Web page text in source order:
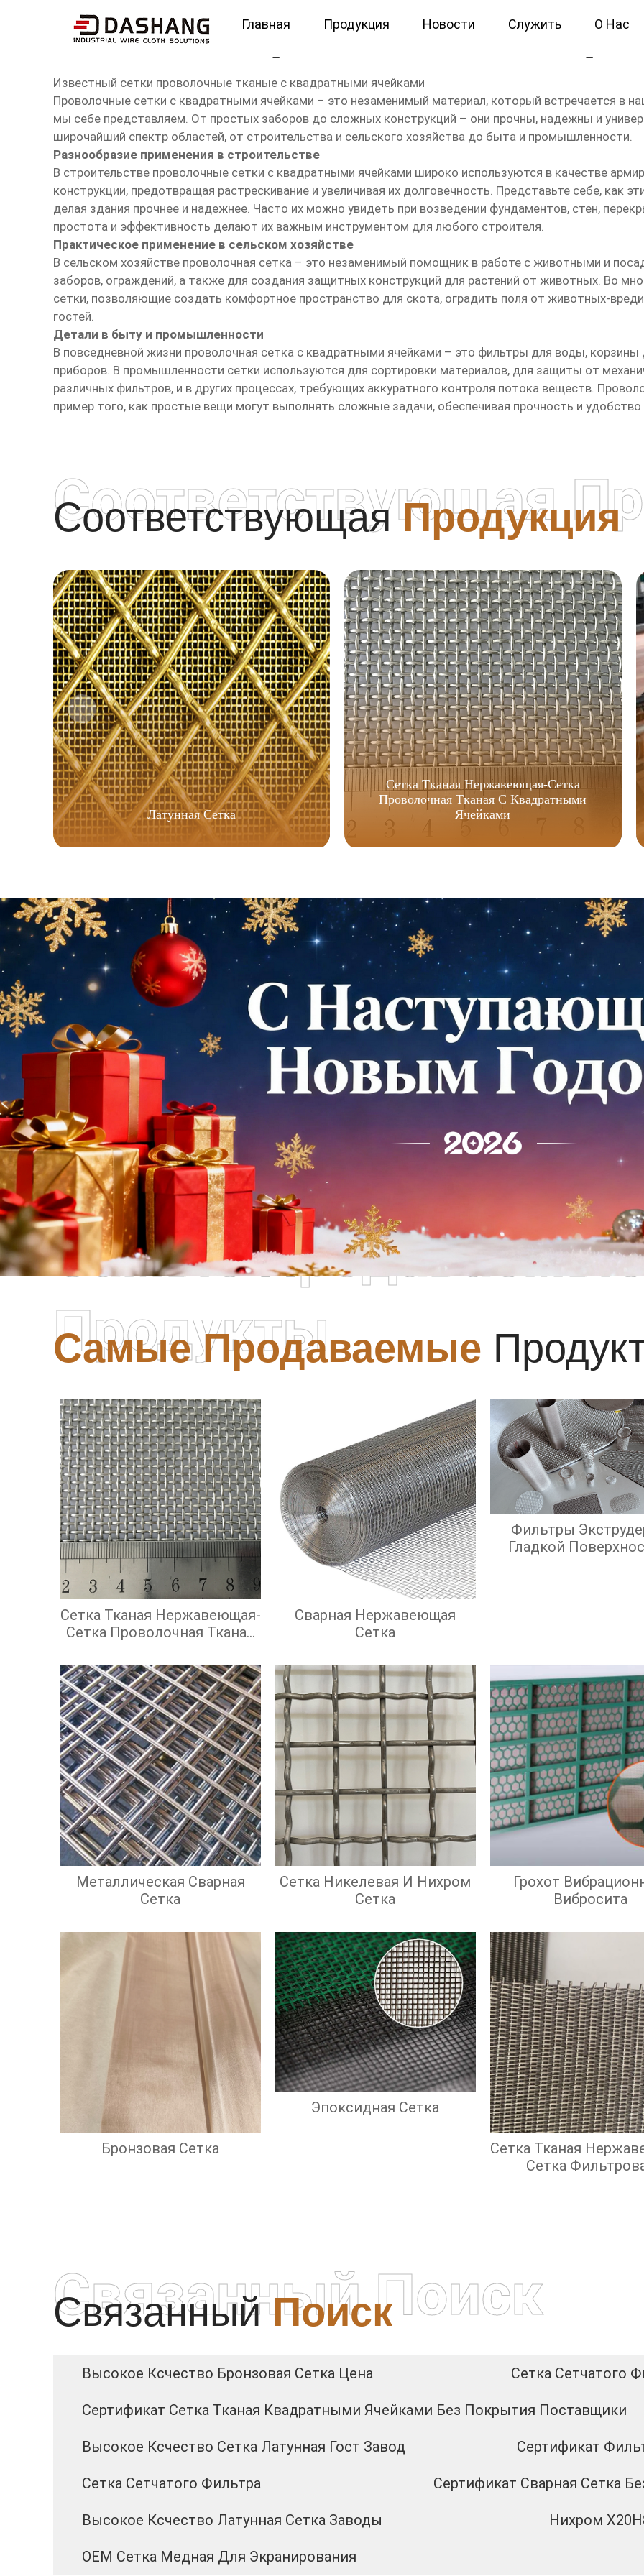
Главная Продукция Новости Служить О Нас
известный сетки проволочные тканые с
Известный сетки проволочные тканые с квадратными ячейками
Проволочные сетки с квадратными ячейками – это незаменимый материал, который встречается в
мы себе представляем. От простых заборов до сложных конструкций – они прочны, надежны и
широчайший спектр областей, от строительства и сельского хозяйства до быта и промышленности.
Разнообразие применения в строительстве
В строительстве проволочные сетки с квадратными ячейками широко используются в качестве
конструкции, предотвращая растрескивание и увеличивая их долговечность. Представьте себе, как
делая здания прочнее и надежнее. Часто их можно увидеть при возведении фундаментов, стен,
простота и эффективность делают их важным инструментом для любого строителя.
Практическое применение в сельском хозяйстве
В сельском хозяйстве проволочная сетка – это незаменимый помощник в работе с животными и
заборов, ограждений, а также для создания защитных конструкций для растений от животных. Во
сетки, позволяющие создать комфортное пространство для скота, оградить поля от животных-
гостей.
Детали в быту и промышленности
В повседневной жизни проволочная сетка с квадратными ячейками – это фильтры для воды,
приборов. В промышленности сетки используются для сортировки материалов, для защиты от
различных фильтров, и в других процессах, требующих аккуратного контроля потока веществ.
пример того, как простые вещи могут выполнять сложные задачи, обеспечивая прочность и удобство
СоответствующаяПродукция
Соответствующая
Латунная Сетка
Сетка Тканая Нержавеющая-Сетка
Проволочная Тканая С Квадратными
Ячейками
Самые Продаваемые
Самые Продаваемые
Продукты
Сетка Тканая Нержавеющая-
Сетка Проволочная Тканая
Сварная Нержавеющая
Сетка
Фильтры
Гладкой
Металлическая Сварная
Сетка
Сетка Никелевая И Нихром
Сетка
Грохот
Вибросита
Бронзовая Сетка
Эпоксидная Сетка
Сетка Тканая
Сетка
СвязанныйПоиск
Связанный Поиск
Высокое Ксчество Бронзовая Сетка Цена Сетка Сетчатого
Сертификат Сетка Тканая Квадратными Ячейками Без Покрытия Поставщики
Высокое Ксчество Сетка Латунная Гост Завод Сертификат
Сетка Сетчатого Фильтра Сертификат Сварная Сетка
Высокое Ксчество Латунная Сетка Заводы Нихром
OEM Сетка Медная Для Экранирования